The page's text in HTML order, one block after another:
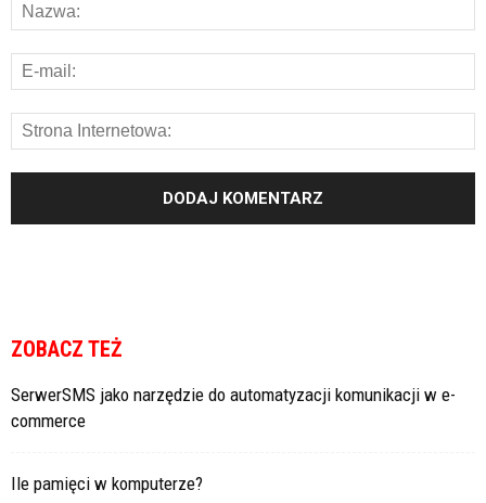
ZOBACZ TEŻ
SerwerSMS jako narzędzie do automatyzacji komunikacji w e-
commerce
Ile pamięci w komputerze?